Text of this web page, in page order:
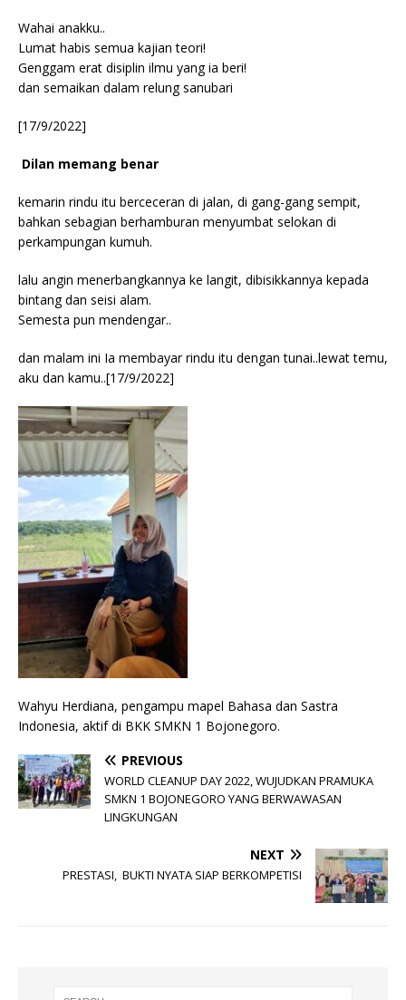
Wahai anakku..
Lumat habis semua kajian teori!
Genggam erat disiplin ilmu yang ia beri!
dan semaikan dalam relung sanubari
[17/9/2022]
Dilan memang benar
kemarin rindu itu berceceran di jalan, di gang-gang sempit,
bahkan sebagian berhamburan menyumbat selokan di
perkampungan kumuh.
lalu angin menerbangkannya ke langit, dibisikkannya kepada
bintang dan seisi alam.
Semesta pun mendengar..
dan malam ini Ia membayar rindu itu dengan tunai..lewat temu,
aku dan kamu..[17/9/2022]
Wahyu Herdiana, pengampu mapel Bahasa dan Sastra
Indonesia, aktif di BKK SMKN 1 Bojonegoro.
PREVIOUS
WORLD CLEANUP DAY 2022, WUJUDKAN PRAMUKA
SMKN 1 BOJONEGORO YANG BERWAWASAN
LINGKUNGAN
NEXT
PRESTASI, BUKTI NYATA SIAP BERKOMPETISI